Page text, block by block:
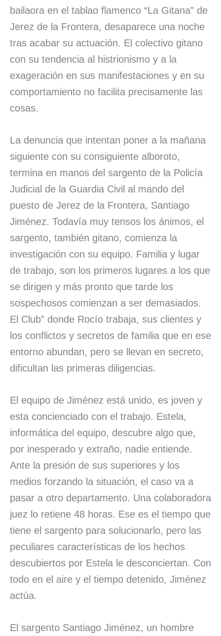
bailaora en el tablao flamenco “La Gitana” de
Jerez de la Frontera, desaparece una noche
tras acabar su actuación. El colectivo gitano
con su tendencia al histrionismo y a la
exageración en sus manifestaciones y en su
comportamiento no facilita precisamente las
cosas.
La denuncia que intentan poner a la mañana
siguiente con su consiguiente alboroto,
termina en manos del sargento de la Policía
Judicial de la Guardia Civil al mando del
puesto de Jerez de la Frontera, Santiago
Jiménez. Todavía muy tensos los ánimos, el
sargento, también gitano, comienza la
investigación con su equipo. Familia y lugar
de trabajo, son los primeros lugares a los que
se dirigen y más pronto que tarde los
sospechosos comienzan a ser demasiados.
El Club” donde Rocío trabaja, sus clientes y
los conflictos y secretos de familia que en ese
entorno abundan, pero se llevan en secreto,
dificultan las primeras diligencias.
El equipo de Jiménez está unido, es joven y
esta concienciado con el trabajo. Estela,
informática del equipo, descubre algo que,
por inesperado y extraño, nadie entiende.
Ante la presión de sus superiores y los
medios forzando la situación, el caso va a
pasar a otro departamento. Una colaboradora
juez lo retiene 48 horas. Ese es el tiempo que
tiene el sargento para solucionarlo, pero las
peculiares características de los hechos
descubiertos por Estela le desconciertan. Con
todo en el aire y el tiempo detenido, Jiménez
actúa.
El sargento Santiago Jiménez, un hombre